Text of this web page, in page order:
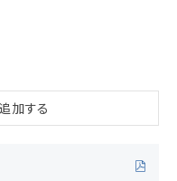
加する